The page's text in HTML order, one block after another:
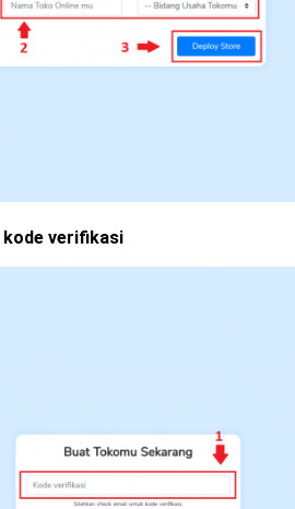
kode verifikasi